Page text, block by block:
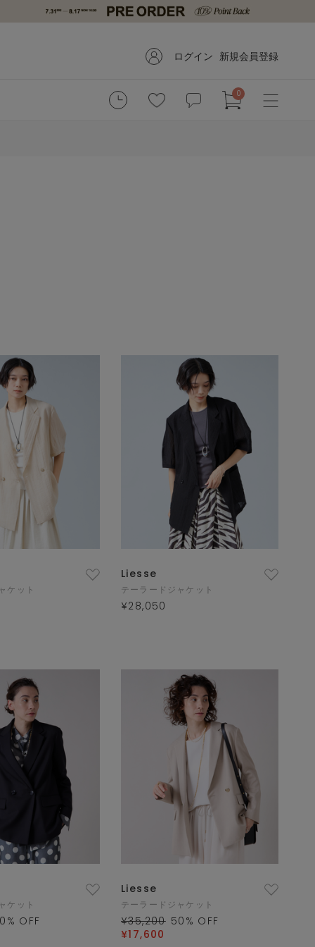
ログイン 新規会員登録
0
ケット
Liesse
テーラードジャケット
¥28,050
ケット
% OFF
Liesse
テーラードジャケット
¥35,200 50 % OFF
¥17,600